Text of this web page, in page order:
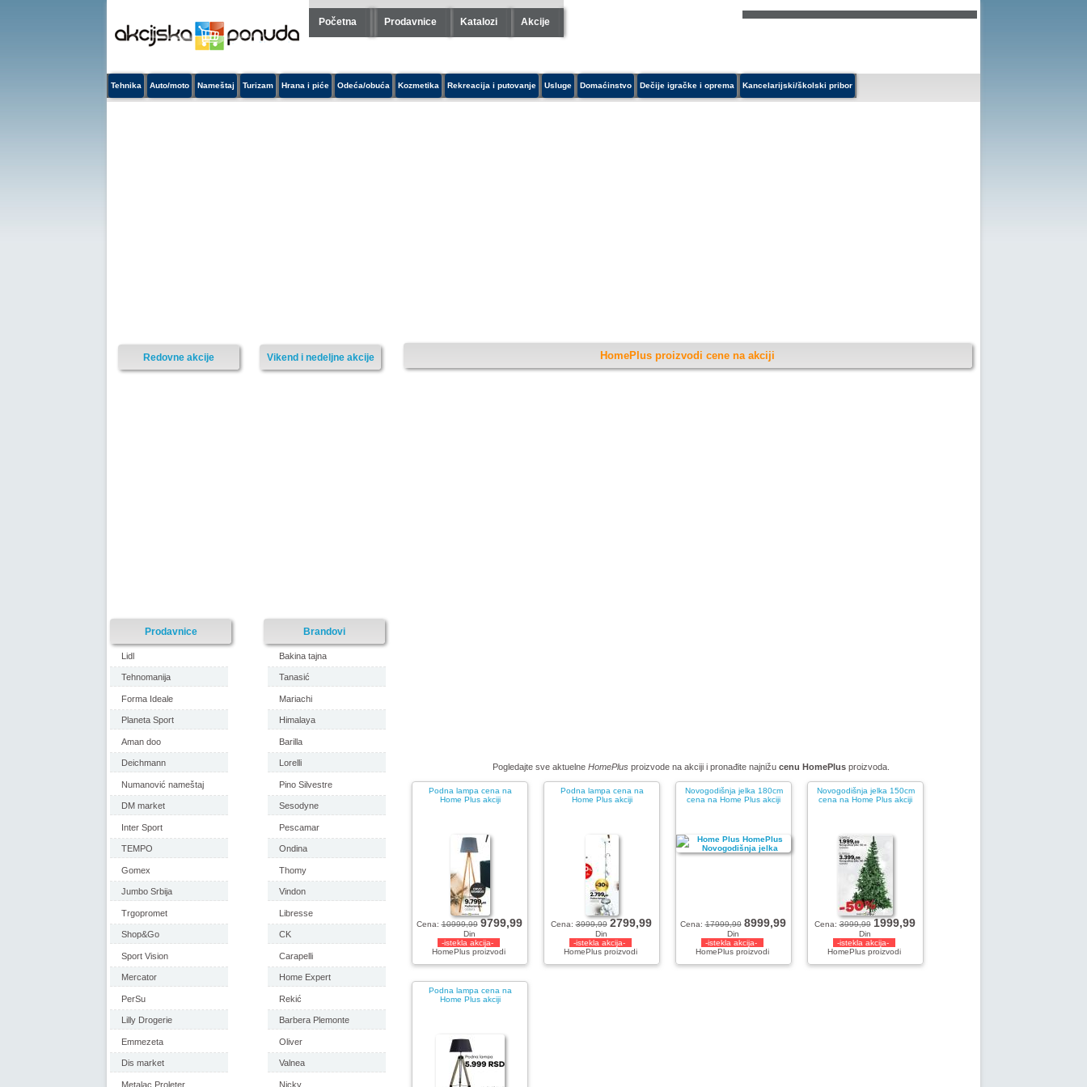
Početna Prodavnice Katalozi Akcije
Tehnika Auto/moto Nameštaj Turizam Hrana i piće Odeća/obuća Kozmetika Rekreacija i putovanje Usluge Domaćinstvo Dečije igračke i oprema Kancelarijski/školski pribor
HomePlus proizvodi cene na akciji
Pogledajte sve aktuelne HomePlusproizvode na akciji i pronađite najnižu cenu HomePlusproizvoda.
Podna lampa cena na
Home Plus akciji
Cena:10999,99 9799,99
Din
-istekla akcija-
HomePlus proizvodi
Podna lampa cena na
Home Plus akciji
Cena:3999,99 2799,99
Din
-istekla akcija-
HomePlus proizvodi
Novogodišnja jelka 180cm
cena na Home Plus akciji
Cena:17999,99 8999,99
Din
-istekla akcija-
HomePlus proizvodi
Novogodišnja jelka 150cm
cena na Home Plus akciji
Cena:3999,99 1999,99
Din
-istekla akcija-
HomePlus proizvodi
Podna lampa cena na
Home Plus akciji
Vikend i nedeljne akcije
Redovne akcije
Prodavnice
Lidl
Tehnomanija
Forma Ideale
Planeta Sport
Aman doo
Deichmann
Numanović nameštaj
DM market
Inter Sport
TEMPO
Gomex
Jumbo Srbija
Trgopromet
Shop&Go
Sport Vision
Mercator
PerSu
Lilly Drogerie
Emmezeta
Dis market
Metalac Proleter
Brandovi
Bakina tajna
Tanasić
Mariachi
Himalaya
Barilla
Lorelli
Pino Silvestre
Sesodyne
Pescamar
Ondina
Thomy
Vindon
Libresse
CK
Carapelli
Home Expert
Rekić
Barbera Plemonte
Oliver
Valnea
Nicky